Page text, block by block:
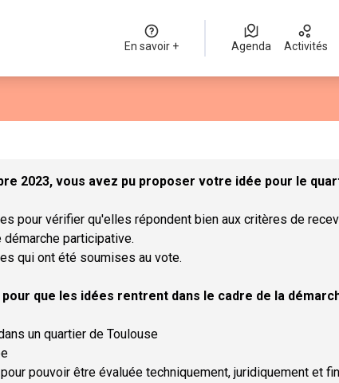
En savoir + Agenda Activités
2023, vous avez pu proposer votre idée pour le
pour vérifier qu'elles répondent bien aux critères de
démarche participative.
qui ont été soumises au vote.
que les idées rentrent dans le cadre de la
un quartier de Toulouse
pouvoir être évaluée techniquement, juridiquement et